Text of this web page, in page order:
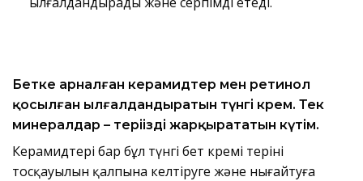
Бетке арналған керамидтер мен ретинол
қосылған ылғалдандыратын түнгі крем. Тек
минералдар – теріңізді жарқырататын күтім.
Керамидтері бар бұл түнгі бет кремі терінің
тосқауылын қалпына келтіруге және нығайтуға